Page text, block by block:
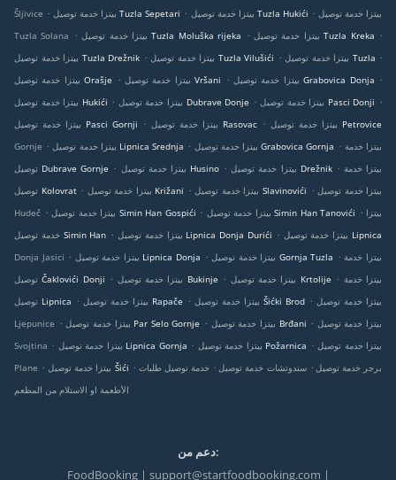
Šljivice . بيتزا خدمة توصيل Tuzla Sepetari . بيتزا خدمة توصيل Tuzla Hukići . بيتزا خدمة توصيل
Tuzla Solana
. بيتزا خدمة توصيل Tuzla Moluška rijeka . بيتزا خدمة توصيل Tuzla Kreka .
بيتزا خدمة توصيل Tuzla Drežnik . بيتزا خدمة توصيل Tuzla Vilušići . بيتزا خدمة توصيل Tuzla .
بيتزا خدمة توصيل Orašje
. بيتزا خدمة توصيل Vršani . بيتزا خدمة توصيل Grabovica Donja .
بيتزا خدمة توصيل Hukići . بيتزا خدمة توصيل Dubrave Donje . بيتزا خدمة توصيل Pasci Donji .
بيتزا خدمة توصيل Pasci Gornji
. بيتزا خدمة توصيل Rasovac . بيتزا خدمة توصيل Petrovice
Gornje . بيتزا خدمة توصيل Lipnica Srednja . بيتزا خدمة توصيل Grabovica Gornja . بيتزا خدمة
توصيل Dubrave Gornje . بيتزا خدمة توصيل Husino . بيتزا خدمة توصيل Drežnik . بيتزا خدمة
توصيل Kolovrat . بيتزا خدمة توصيل Križani . بيتزا خدمة توصيل Slavinovići . بيتزا خدمة توصيل
Hudeč . بيتزا خدمة توصيل Simin Han Gospići . بيتزا خدمة توصيل Simin Han Tanovići . بيتزا
خدمة توصيل Simin Han . بيتزا خدمة توصيل Lipnica Donja Durići . بيتزا خدمة توصيل Lipnica
Donja Jasici . بيتزا خدمة توصيل Lipnica Donja . بيتزا خدمة توصيل Gornja Tuzla . بيتزا خدمة
توصيل Čaklovići Donji . بيتزا خدمة توصيل Bukinje . بيتزا خدمة توصيل Krtolije . بيتزا خدمة
توصيل Lipnica . بيتزا خدمة توصيل Rapače . بيتزا خدمة توصيل Šićki Brod . بيتزا خدمة توصيل
Ljepunice . بيتزا خدمة توصيل Par Selo Gornje . بيتزا خدمة توصيل Brđani . بيتزا خدمة توصيل
Svojtina . بيتزا خدمة توصيل Lipnica Gornja . بيتزا خدمة توصيل Požarnica . بيتزا خدمة توصيل
Plane . بيتزا خدمة توصيل Šići . برجر خدمة توصيل. سندوتشات خدمة توصيل . خدمة توصيل طلبات
الأطعمة او الاستلام من المطعم
دعم من:
FoodBooking | support@startfoodbooking.com |